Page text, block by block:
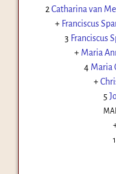
2 Catharina van
+ Franciscus
3 Franciscus
+ Maria
4 Maria
+
5